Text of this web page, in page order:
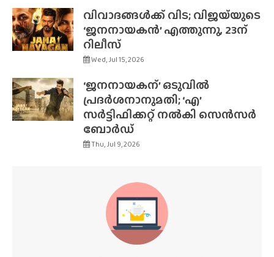
വിവാദങ്ങൾക്ക് വിട; വിജയ്‌യുടെ
‘ജനനായകൻ’ എത്തുന്നു, 23ന്
റിലീസ്
Wed, Jul 15, 2026
‘ജനനായകന്’ ഒടുവിൽ
പ്രദർശനാനുമതി; ‘എ’
സർട്ടിഫിക്കറ്റ് നൽകി സെൻസർ
ബോർഡ്
Thu, Jul 9, 2026